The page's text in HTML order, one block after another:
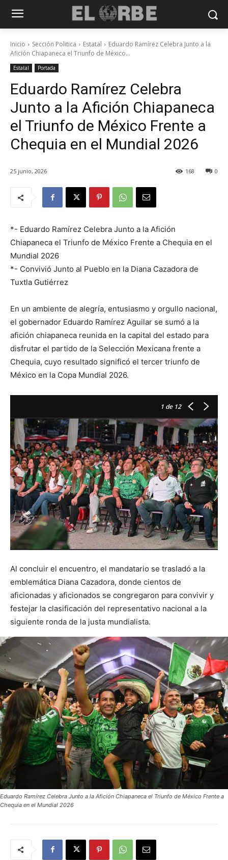
Inicio Sección Politica Estatal
Eduardo Ramírez Celebra Junto a la
Afición Chiapaneca el Triunfo de México...
Estatal Portada
Eduardo Ramírez Celebra
Junto a la Afición Chiapaneca
el Triunfo de México Frente a
Chequia en el Mundial 2026
25 junio, 2026 0
168
*- Eduardo Ramírez Celebra Junto a la Afición
Chiapaneca el Triunfo de México Frente a Chequia en el
Mundial 2026
*- Convivió Junto al Pueblo en la Diana Cazadora de
Tuxtla Gutiérrez
En un ambiente de alegría, entusiasmo y orgullo nacional,
el gobernador Eduardo Ramírez Aguilar se sumó a la
afición chiapaneca reunida en la capital del estado para
disfrutar el partido de la Selección Mexicana frente a
Chequia, cuyo resultado significó el tercer triunfo de
México en la Copa Mundial 2026.
1 de 12
Al concluir el encuentro, el mandatario se trasladó a la
emblemática Diana Cazadora, donde cientos de
aficionadas y aficionados se congregaron para convivir y
festejar la clasificación del representativo nacional a la
siguiente ronda de la justa mundialista.
Eduardo Ramírez Celebra Junto a la Afición Chiapaneca el Triunfo de México Frente a
Chequia en el Mundial 2026